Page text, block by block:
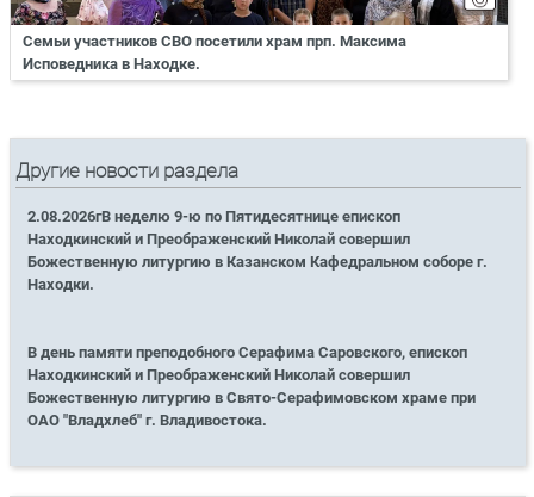
Семьи участников СВО посетили храм прп. Максима
Исповедника в Находке.
Другие новости раздела
2.08.2026гВ неделю 9-ю по Пятидесятнице епископ
Находкинский и Преображенский Николай совершил
Божественную литургию в Казанском Кафедральном соборе г.
Находки.
В день памяти преподобного Серафима Саровского, епископ
Находкинский и Преображенский Николай совершил
Божественную литургию в Свято-Серафимовском храме при
ОАО "Владхлеб" г. Владивостока.